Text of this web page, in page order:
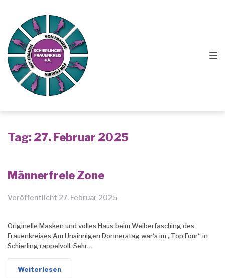
Hauptnavigation
springen
springen
Tag: 27. Februar 2025
Männerfreie Zone
Veröffentlicht 27. Februar 2025
Originelle Masken und volles Haus beim Weiberfasching des
Frauenkreises Am Unsinnigen Donnerstag war‘s im „Top Four“ in
Schierling rappelvoll. Sehr…
Weiterlesen